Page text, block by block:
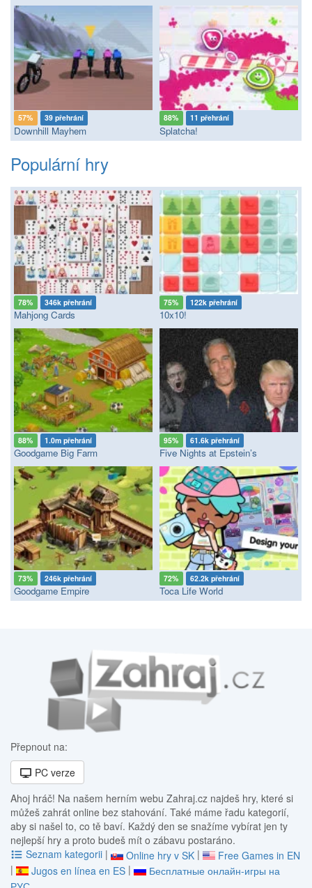
57% 39 přehrání
Downhill Mayhem
88% 11 přehrání
Splatcha!
Populární hry
78% 346k přehrání
Mahjong Cards
75% 122k přehrání
10x10!
88% 1.0m přehrání
Goodgame Big Farm
95% 61.6k přehrání
Five Nights at Epstein’s
73% 246k přehrání
Goodgame Empire
72% 62.2k přehrání
Toca Life World
Přepnout na:
PC verze
Ahoj hráč! Na našem herním webu Zahraj.cz najdeš hry, které si
můžeš zahrát online bez stahování. Také máme řadu kategorií,
aby si našel to, co tě baví. Každý den se snažíme vybírat jen ty
nejlepší hry a proto budeš mít o zábavu postaráno.
Seznam kategorii | Online hry v SK |
Free Games in EN
|
Jugos en línea en ES |
Бесплатные онлайн-игры на